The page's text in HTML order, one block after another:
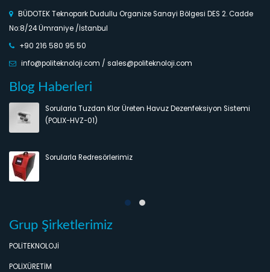
BÜDOTEK Teknopark Dudullu Organize Sanayi Bölgesi DES 2. Cadde
No:8/24 Ümraniye /İstanbul
+90 216 580 95 50
info@politeknoloji.com / sales@politeknoloji.com
Blog Haberleri
Sorularla Tuzdan Klor Üreten Havuz Dezenfeksiyon Sistemi
(POLIX-HVZ-01)
Sorularla Redresörlerimiz
Grup Şirketlerimiz
POLİTEKNOLOJİ
POLİXÜRETİM